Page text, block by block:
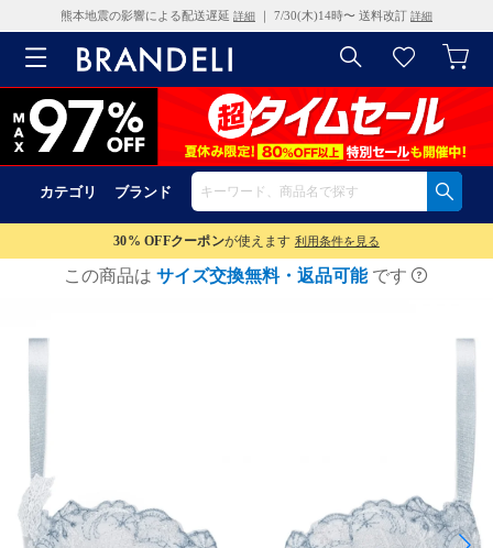
熊本地震の影響による配送遅延 詳細 ｜ 7/30(木)14時〜 送料改訂 詳細
カテゴリ ブランド
30% OFFクーポンが使えます 利用条件を見る
この商品は サイズ交換無料・返品可能 です